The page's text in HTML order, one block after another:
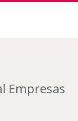
Empresas